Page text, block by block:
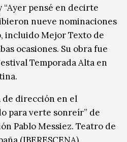
“Ayer pensé en decirte
nueve nominaciones
incluido Mejor Texto de
ocasiones. Su obra fue
Temporada Alta en
de dirección en el
para verte sonreír” de
Pablo Messiez. Teatro de